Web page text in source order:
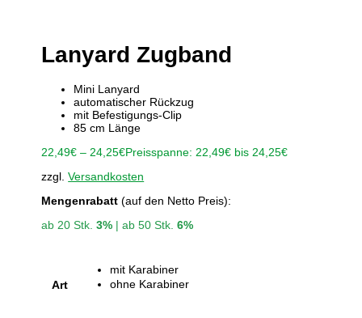
Lanyard Zugband
Mini Lanyard
automatischer Rückzug
mit Befestigungs-Clip
85 cm Länge
22,49€ –24,25€Preisspanne: 22,49€ bis 24,25€
zzgl.Versandkosten
Mengenrabatt (auf den Netto Preis):
ab 20 Stk.3% | ab 50 Stk.6%
Art
mit Karabiner
ohne Karabiner